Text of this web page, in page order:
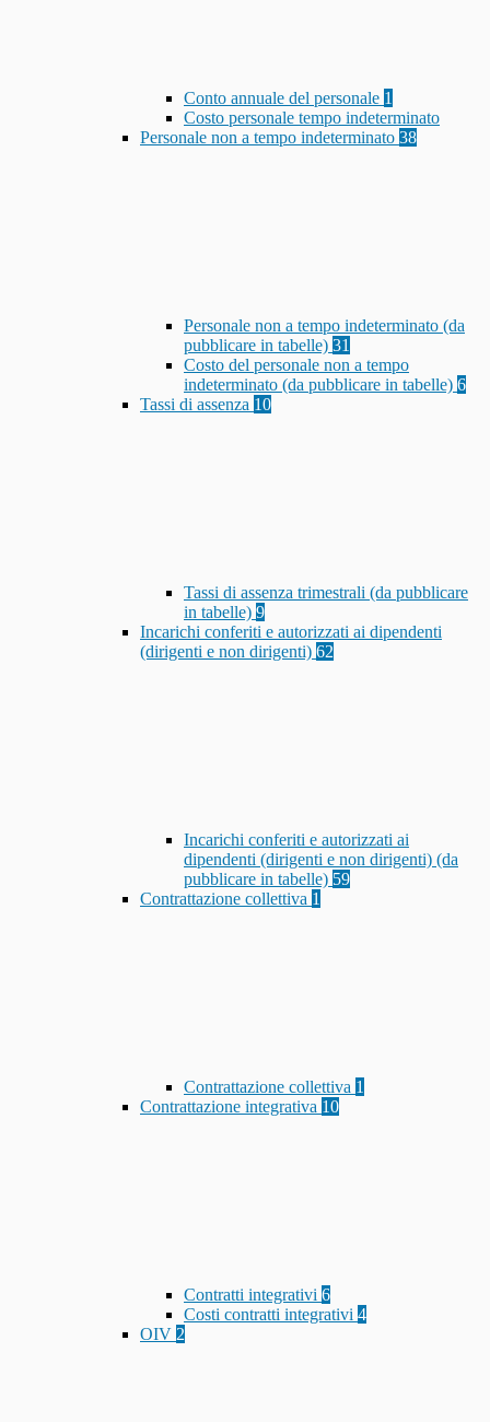
Conto annuale del personale 1
Costo personale tempo indeterminato
Personale non a tempo indeterminato 38
Personale non a tempo indeterminato (da
pubblicare in tabelle) 31
Costo del personale non a tempo
indeterminato (da pubblicare in tabelle) 6
Tassi di assenza 10
Tassi di assenza trimestrali (da pubblicare
in tabelle) 9
Incarichi conferiti e autorizzati ai dipendenti
(dirigenti e non dirigenti) 62
Incarichi conferiti e autorizzati ai
dipendenti (dirigenti e non dirigenti) (da
pubblicare in tabelle) 59
Contrattazione collettiva 1
Contrattazione collettiva 1
Contrattazione integrativa 10
Contratti integrativi 6
Costi contratti integrativi 4
OIV 2